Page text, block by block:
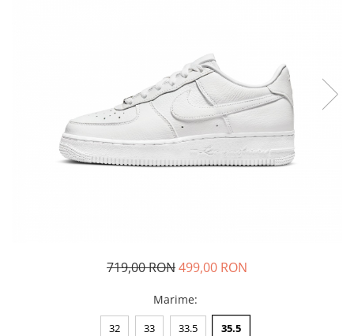
Ingrijire incaltaminte
719,00 RON499,00 RON
Marime:
32 33 33.5 35.5